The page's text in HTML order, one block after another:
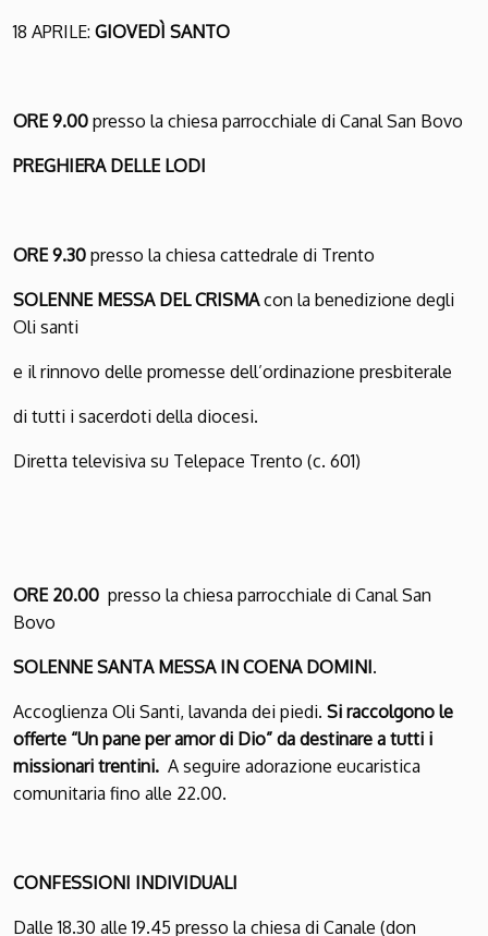
18 APRILE: GIOVEDÌ SANTO
ORE 9.00 presso la chiesa parrocchiale di Canal San Bovo
PREGHIERA DELLE LODI
ORE 9.30 presso la chiesa cattedrale di Trento
SOLENNE MESSA DEL CRISMAcon la benedizione degli
Oli santi
e il rinnovo delle promesse dell’ordinazione presbiterale
di tutti i sacerdoti della diocesi.
Diretta televisiva su Telepace Trento (c. 601)
ORE 20.00 presso la chiesa parrocchiale di Canal San
Bovo
SOLENNE SANTA MESSA IN COENA DOMINI.
Accoglienza Oli Santi, lavanda dei piedi. Si raccolgono le
offerte “Un pane per amor di Dio” da destinare a tutti i
missionari trentini. A seguire adorazione eucaristica
comunitaria fino alle 22.00.
CONFESSIONI INDIVIDUALI
Dalle 18.30 alle 19.45 presso la chiesa di Canale (don